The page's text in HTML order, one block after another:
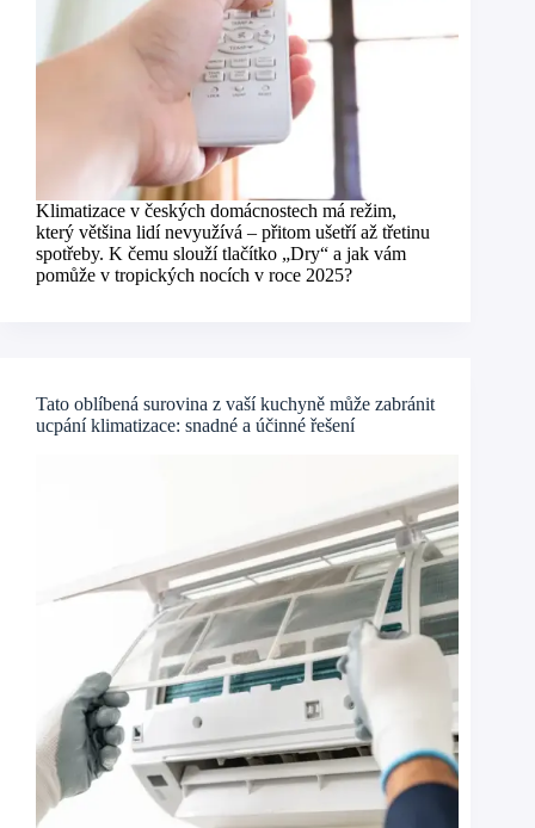
Klimatizace v českých domácnostech má režim,
který většina lidí nevyužívá – přitom ušetří až třetinu
spotřeby. K čemu slouží tlačítko „Dry“ a jak vám
pomůže v tropických nocích v roce 2025?
Tato oblíbená surovina z vaší kuchyně může zabránit
ucpání klimatizace: snadné a účinné řešení